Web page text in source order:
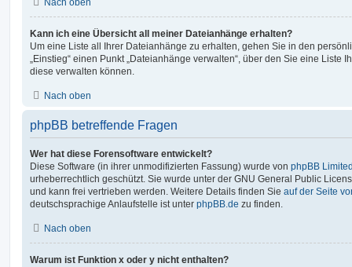
Kann ich eine Übersicht all meiner Dateianhänge erhalten?
Um eine Liste all Ihrer Dateianhänge zu erhalten, gehen Sie in den
„Einstieg“ einen Punkt „Dateianhänge verwalten“, über den Sie eine Liste
diese verwalten können.
Nach oben
phpBB betreffende Fragen
Wer hat diese Forensoftware entwickelt?
Diese Software (in ihrer unmodifizierten Fassung) wurde von phpBB
urheberrechtlich geschützt. Sie wurde unter der GNU General Public
und kann frei vertrieben werden. Weitere Details finden Sie auf der Seite
deutschsprachige Anlaufstelle ist unter phpBB.de zu finden.
Nach oben
Warum ist Funktion x oder y nicht enthalten?